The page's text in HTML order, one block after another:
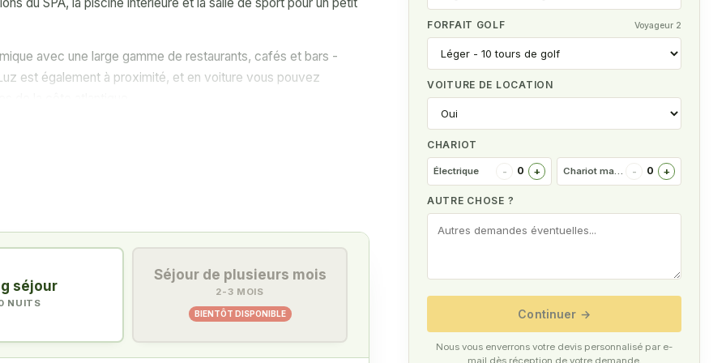
avec une large gamme de restaurants, cafés et bars -
est également à proximité, et en voiture vous pouvez
déjeuner, le déjeuner et le dîner. Il y a un restaurant, un bar et
accès à notre package de golf unique Western Algarve –
le long de la côte - de Santo António à l'extrême ouest à
les goûts : longs et difficiles ou plus courts et plus
le souffle. Jouez sur le même parcours tout au long de votre
séjour
NUITS
Séjour de plusieurs mois
2-3 MOIS
BIENTÔT DISPONIBLE
FORFAIT GOLF Voyageur 2
VOITURE DE LOCATION
CHARIOT
Électrique - 0 + - 0 +
AUTRE CHOSE ?
Continuer →
Nous vous enverrons votre devis personnalisé par e-
mail dès réception de votre demande.